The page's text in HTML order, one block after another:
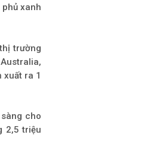
xanh
trường
ra 1
cho
2,5 triệu